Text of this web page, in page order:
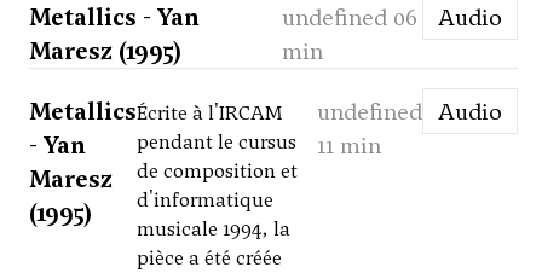
Metallics - Yan
Maresz (1995)
undefined 06
min
Audio
Metallics
- Yan
Maresz
(1995)
Écrite à l'IRCAM
pendant le cursus
de composition et
d'informatique
musicale 1994, la
pièce a été créée
undefined
11 min
Audio